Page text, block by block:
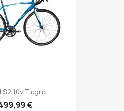
S2 10v Tiagra
€